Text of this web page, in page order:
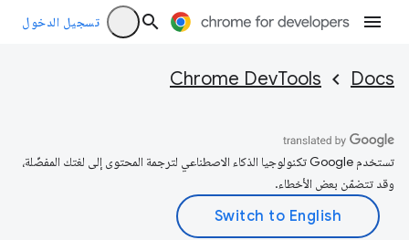
تسجيل الدخول
Docs
Chrome DevTools
تستخدم Google تكنولوجيا الذكاء الاصطناعي لترجمة المحتوى إلى لغتك المفضّلة،
وقد تتضمّن بعض الأخطاء.